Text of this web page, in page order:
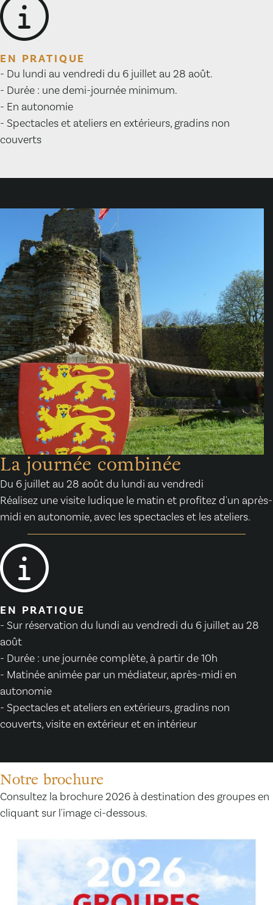
EN PRATIQUE
- Du lundi au vendredi du 6 juillet au 28 août.
- Durée : une demi-journée minimum.
- En autonomie
- Spectacles et ateliers en extérieurs, gradins non
couverts
La journée combinée
Du 6 juillet au 28 août du lundi au vendredi
Réalisez une visite ludique le matin et profitez d'un après-
midi en autonomie, avec les spectacles et les ateliers.
EN PRATIQUE
- Sur réservation du lundi au vendredi du 6 juillet au 28
août
- Durée : une journée complète, à partir de 10h
- Matinée animée par un médiateur, après-midi en
autonomie
- Spectacles et ateliers en extérieurs, gradins non
couverts, visite en extérieur et en intérieur
Notre brochure
Consultez la brochure 2026 à destination des groupes en
cliquant sur l'image ci-dessous.